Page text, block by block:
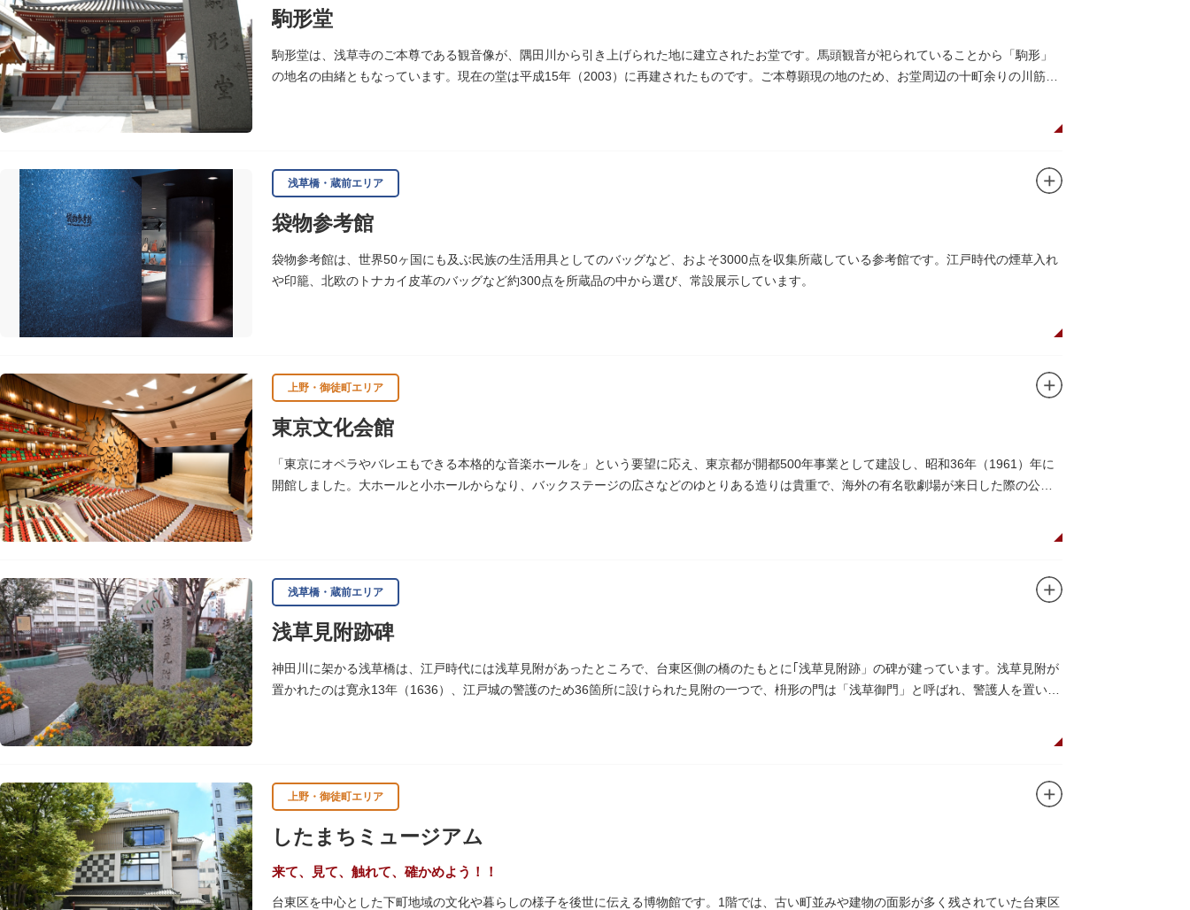
駒形堂
駒形堂は、浅草寺のご本尊である観音像が、隅田川から引き上げられた地に建立されたお堂です。馬頭観音が祀られていることから「駒形」
の地名の由緒ともなっています。現在の堂は平成15年（2003）に再建されたものです。ご本尊顕現の地のため、お堂周辺の十町余りの川筋は
浅草橋・蔵前エリア
袋物参考館
袋物参考館は、世界50ヶ国にも及ぶ民族の生活用具としてのバッグなど、およそ3000点を収集所蔵している参考館です。江戸時代の煙草入れ
や印籠、北欧のトナカイ皮革のバッグなど約300点を所蔵品の中から選び、常設展示しています。
上野・御徒町エリア
東京文化会館
「東京にオペラやバレエもできる本格的な音楽ホールを」という要望に応え、東京都が開都500年事業として建設し、昭和36年（1961）年に
開館しました。大ホールと小ホールからなり、バックステージの広さなどのゆとりある造りは貴重で、海外の有名歌劇場が来日した際の公演
浅草橋・蔵前エリア
浅草見附跡碑
神田川に架かる浅草橋は、江戸時代には浅草見附があったところで、台東区側の橋のたもとに｢浅草見附跡」の碑が建っています。浅草見附が
置かれたのは寛永13年（1636）、江戸城の警護のため36箇所に設けられた見附の一つで、枡形の門は「浅草御門」と呼ばれ、警護人を置いて
上野・御徒町エリア
したまちミュージアム
来て、見て、触れて、確かめよう！！
台東区を中心とした下町地域の文化や暮らしの様子を後世に伝える博物館です。1階では、古い町並みや建物の面影が多く残されていた台東区